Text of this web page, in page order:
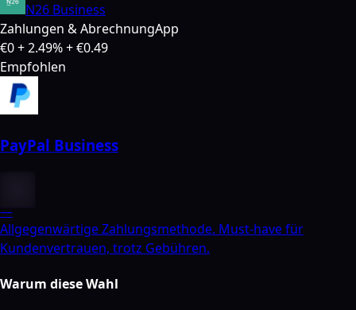
N26 Business
Zahlungen & AbrechnungApp
€0 + 2.49% + €0.49
Empfohlen
PayPal Business
—
Allgegenwärtige Zahlungsmethode. Must-have für
Kundenvertrauen, trotz Gebühren.
Warum diese Wahl